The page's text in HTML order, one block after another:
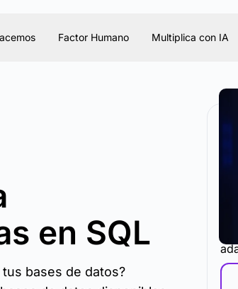
Factor Humano Multiplica con IA
en SQL
bases de datos?